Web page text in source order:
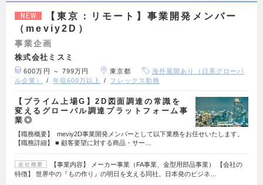
NEW
【東京：リモート】事業開発メンバー
（meviy2D）
事業企画
株式会社ミスミ
600万円 ～ 799万円 東京都
海外展開あり（日系グローバ
ル企業）
年収600万以上 フレックス勤務
【プライム上場G】2D図面調達の常識を
変えるグローバル調達プラットフォーム事
業◎
【職務概要】 meviy2D事業開発メンバーとして以下業務をお任せいたします。
【職務詳細】 ■ 顧客要望に対する商品・サー…
会社概要
【事業内容】 メーカー事業（FA事業、金型用部品事業） 【会社の
特徴】 世界中の『もの作り』の明日を支える同社。日本発のビジネ…